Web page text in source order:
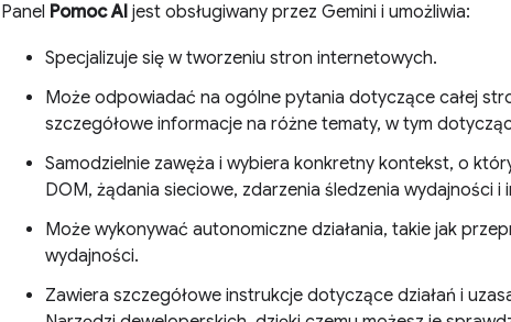
Panel Pomoc AI jest obsługiwany przez Gemini i umożliwia:
Specjalizuje się w tworzeniu stron internetowych.
Może odpowiadać na ogólne pytania dotyczące całej
szczegółowe informacje na różne tematy, w tym
Samodzielnie zawęża i wybiera konkretny kontekst, o
DOM, żądania sieciowe, zdarzenia śledzenia wydajności i
Może wykonywać autonomiczne działania, takie jak
wydajności.
Zawiera szczegółowe instrukcje dotyczące działań i